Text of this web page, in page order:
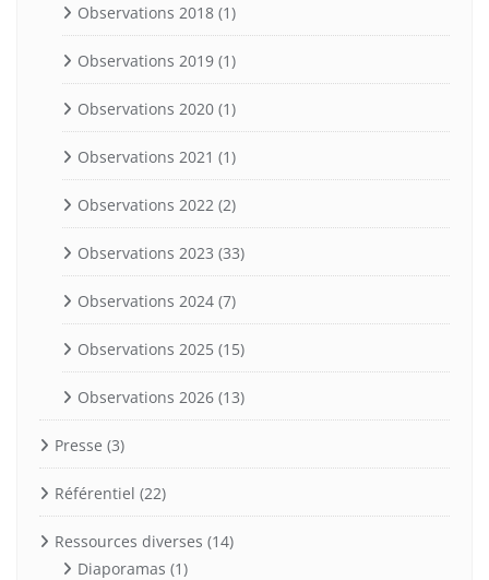
Observations 2018 (1)
Observations 2019 (1)
Observations 2020 (1)
Observations 2021 (1)
Observations 2022 (2)
Observations 2023 (33)
Observations 2024 (7)
Observations 2025 (15)
Observations 2026 (13)
Presse (3)
Référentiel (22)
Ressources diverses (14)
Diaporamas (1)